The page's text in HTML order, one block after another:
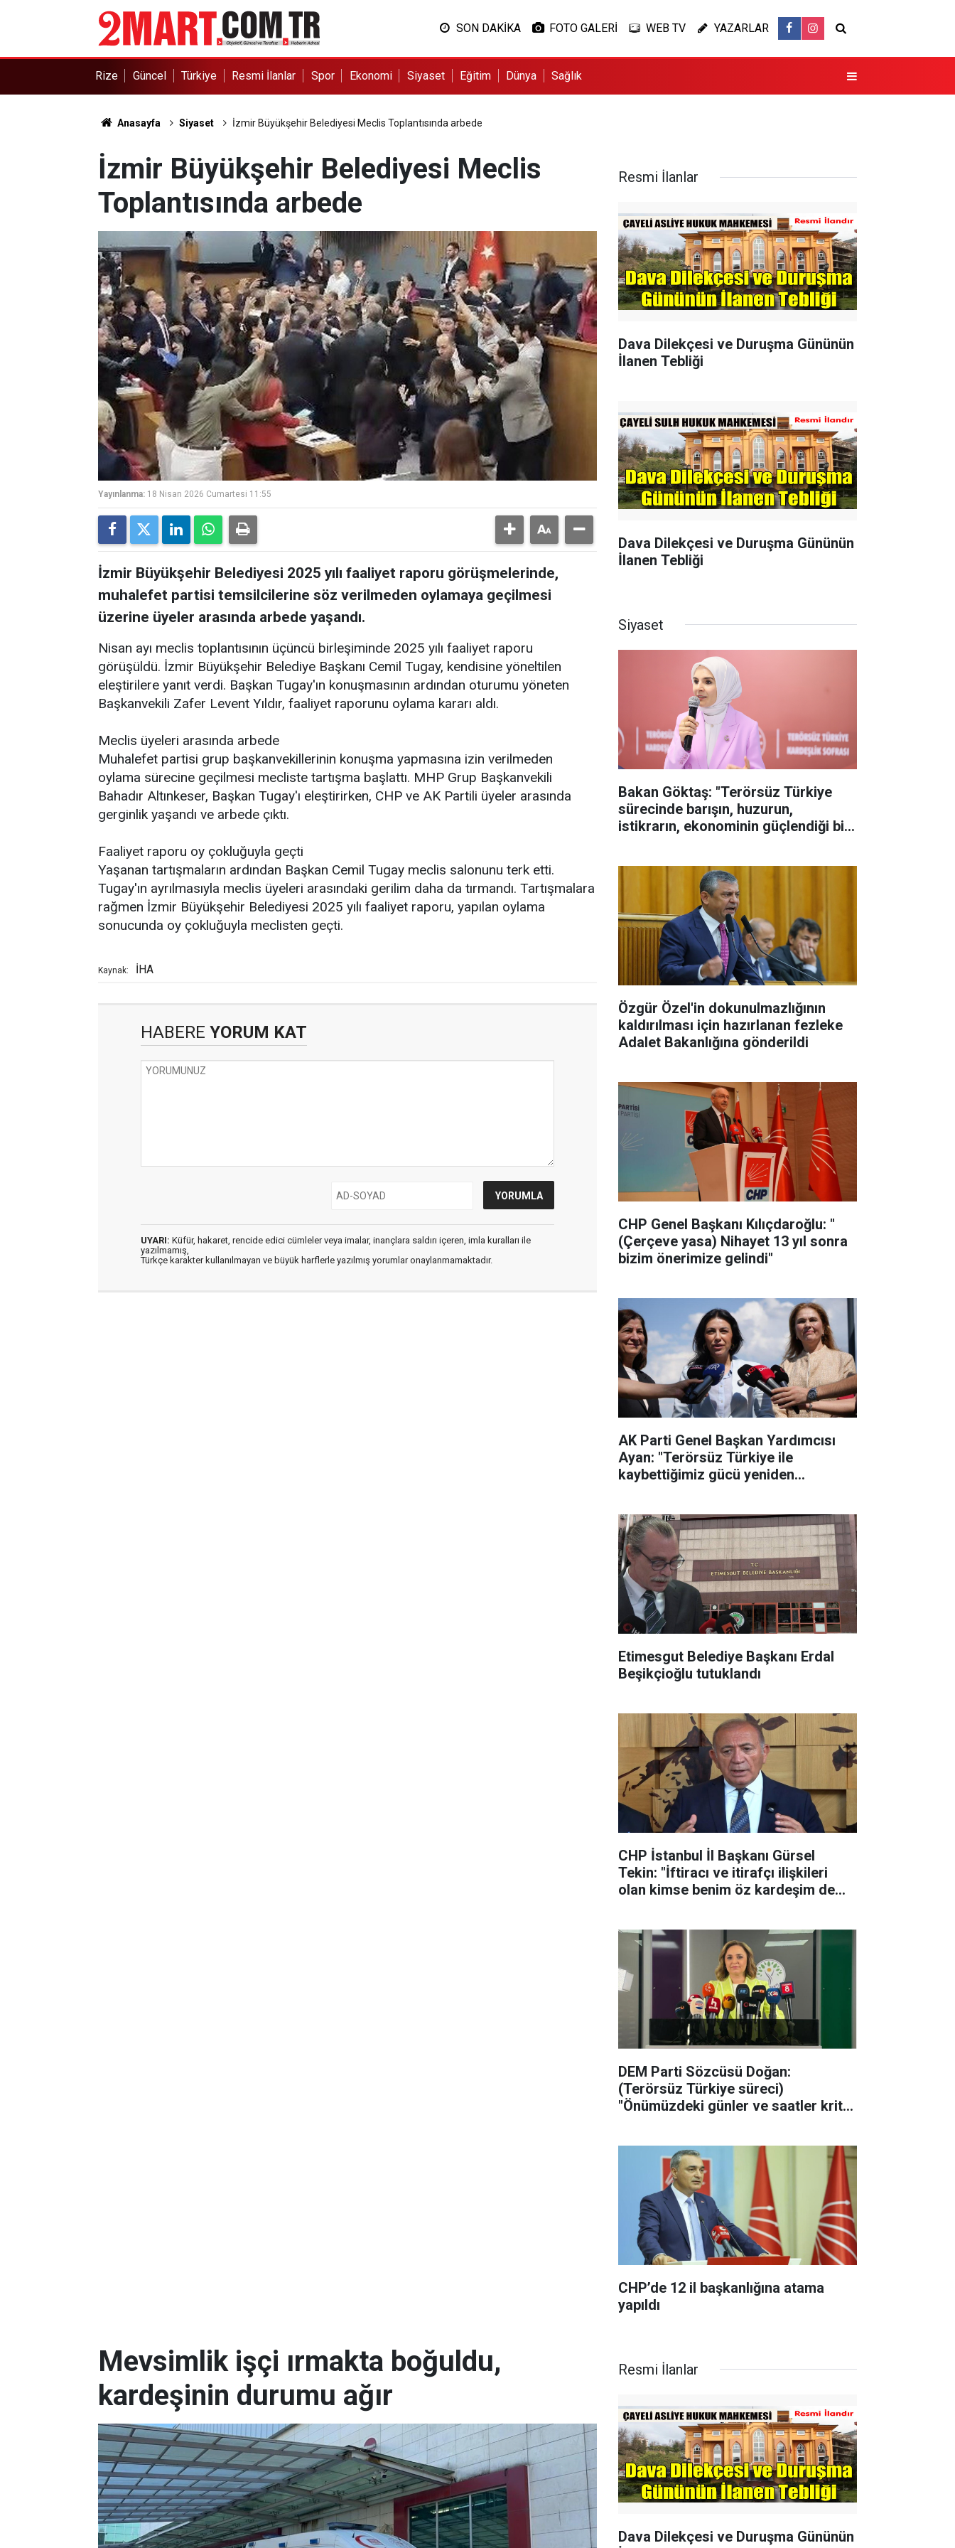
SON DAKİKA FOTO GALERİ WEB TV YAZARLAR
Rize Güncel Türkiye Resmi İlanlar Spor Ekonomi Siyaset Eğitim Dünya Sağlık
Anasayfa Siyaset İzmir Büyükşehir Belediyesi Meclis Toplantısında arbede
İzmir Büyükşehir Belediyesi Meclis
Toplantısında arbede
Yayınlanma: 18 Nisan 2026 Cumartesi 11:55
İzmir Büyükşehir Belediyesi 2025 yılı faaliyet raporu görüşmelerinde,
muhalefet partisi temsilcilerine söz verilmeden oylamaya geçilmesi
üzerine üyeler arasında arbede yaşandı.
Nisan ayı meclis toplantısının üçüncü birleşiminde 2025 yılı faaliyet raporu
görüşüldü. İzmir Büyükşehir Belediye Başkanı Cemil Tugay, kendisine yöneltilen
eleştirilere yanıt verdi. Başkan Tugay'ın konuşmasının ardından oturumu yöneten
Başkanvekili Zafer Levent Yıldır, faaliyet raporunu oylama kararı aldı.
Meclis üyeleri arasında arbede
Muhalefet partisi grup başkanvekillerinin konuşma yapmasına izin verilmeden
oylama sürecine geçilmesi mecliste tartışma başlattı. MHP Grup Başkanvekili
Bahadır Altınkeser, Başkan Tugay'ı eleştirirken, CHP ve AK Partili üyeler arasında
gerginlik yaşandı ve arbede çıktı.
Faaliyet raporu oy çokluğuyla geçti
Yaşanan tartışmaların ardından Başkan Cemil Tugay meclis salonunu terk etti.
Tugay'ın ayrılmasıyla meclis üyeleri arasındaki gerilim daha da tırmandı. Tartışmalara
rağmen İzmir Büyükşehir Belediyesi 2025 yılı faaliyet raporu, yapılan oylama
sonucunda oy çokluğuyla meclisten geçti.
Kaynak: İHA
HABERE YORUM KAT
UYARI: Küfür, hakaret, rencide edici cümleler veya imalar, inançlara saldırı içeren, imla kuralları ile
yazılmamış,
Türkçe karakter kullanılmayan ve büyük harflerle yazılmış yorumlar onaylanmamaktadır.
Resmi İlanlar
Dava Dilekçesi ve Duruşma Gününün
İlanen Tebliği
Dava Dilekçesi ve Duruşma Gününün
İlanen Tebliği
Siyaset
Bakan Göktaş: "Terörsüz Türkiye
sürecinde barışın, huzurun,
istikrarın, ekonominin güçlendiği bir
Özgür Özel'in dokunulmazlığının
kaldırılması için hazırlanan fezleke
Adalet Bakanlığına gönderildi
CHP Genel Başkanı Kılıçdaroğlu: "
(Çerçeve yasa) Nihayet 13 yıl sonra
bizim önerimize gelindi"
AK Parti Genel Başkan Yardımcısı
Ayan: "Terörsüz Türkiye ile
kaybettiğimiz gücü yeniden
Etimesgut Belediye Başkanı Erdal
Beşikçioğlu tutuklandı
CHP İstanbul İl Başkanı Gürsel
Tekin: "İftiracı ve itirafçı ilişkileri
olan kimse benim öz kardeşim de
DEM Parti Sözcüsü Doğan:
(Terörsüz Türkiye süreci)
"Önümüzdeki günler ve saatler kritik
CHP’de 12 il başkanlığına atama
yapıldı
Mevsimlik işçi ırmakta boğuldu,
kardeşinin durumu ağır
Resmi İlanlar
Dava Dilekçesi ve Duruşma Gününün